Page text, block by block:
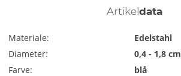
Artikeldata
Materiale:
Edelstahl
Diameter:
0,4 - 1,8 cm
Farve:
blå